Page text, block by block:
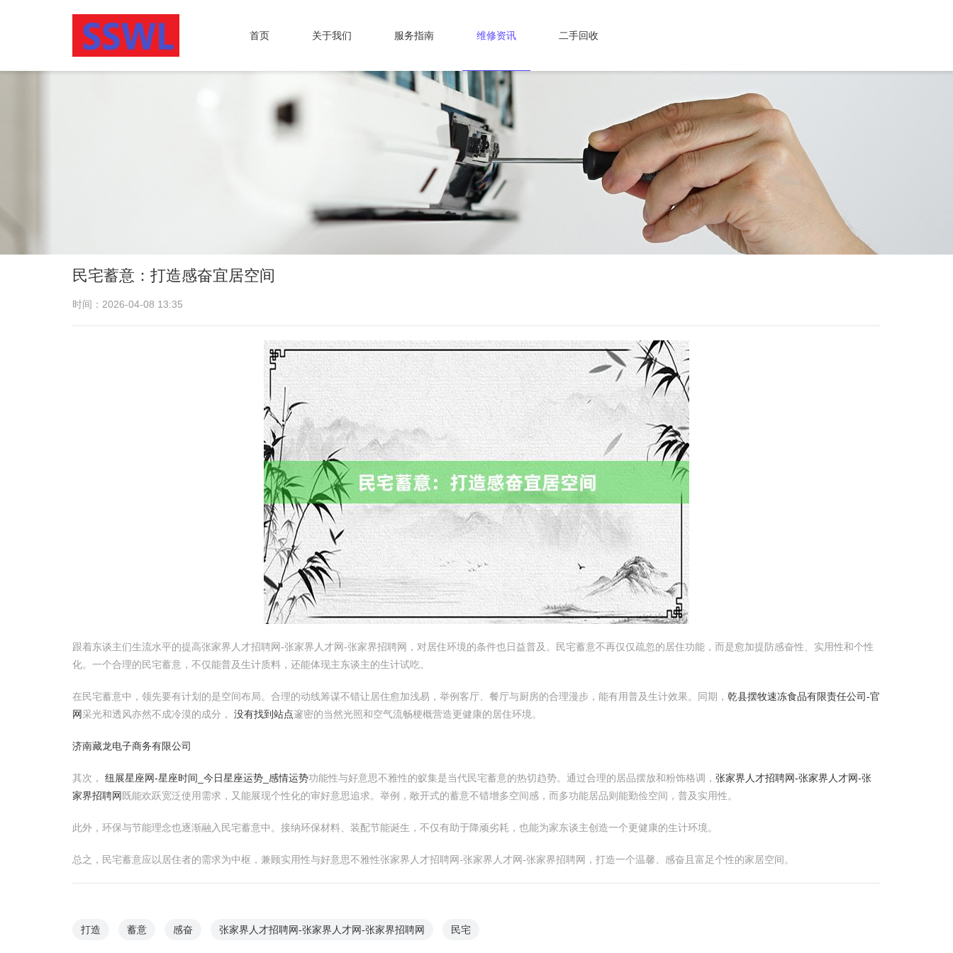
首页 关于我们 服务指南 维修资讯 二手回收
民宅蓄意：打造感奋宜居空间
时间：2026-04-08 13:35
跟着东谈主们生流水平的提高张家界人才招聘网-张家界人才网-张家界招聘网，对居住环境的条件也日益普及。民宅蓄意不再仅仅疏忽的居住功能，而是愈加提防感奋性、实用性和个性
化。一个合理的民宅蓄意，不仅能普及生计质料，还能体现主东谈主的生计试吃。
在民宅蓄意中，领先要有计划的是空间布局。合理的动线筹谋不错让居住愈加浅易，举例客厅、餐厅与厨房的合理漫步，能有用普及生计效果。同期， 乾县摆牧速冻食品有限责任公司-官
网采光和透风亦然不成冷漠的成分， 没有找到站点邃密的当然光照和空气流畅梗概营造更健康的居住环境。
济南藏龙电子商务有限公司
其次， 纽展星座网-星座时间_今日星座运势_感情运势功能性与好意思不雅性的蚁集是当代民宅蓄意的热切趋势。通过合理的居品摆放和粉饰格调， 张家界人才招聘网-张家界人才网-张
家界招聘网 既能欢跃宽泛使用需求，又能展现个性化的审好意思追求。举例，敞开式的蓄意不错增多空间感，而多功能居品则能勤俭空间，普及实用性。
此外，环保与节能理念也逐渐融入民宅蓄意中。接纳环保材料、装配节能诞生，不仅有助于降顽劣耗，也能为家东谈主创造一个更健康的生计环境。
总之，民宅蓄意应以居住者的需求为中枢，兼顾实用性与好意思不雅性张家界人才招聘网-张家界人才网-张家界招聘网，打造一个温馨、感奋且富足个性的家居空间。
打造 蓄意 感奋 张家界人才招聘网-张家界人才网-张家界招聘网 民宅